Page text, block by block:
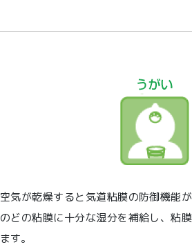
空気が乾燥すると気道粘膜の防御機能
のどの粘膜に十分な湿分を補給し、粘
ます。